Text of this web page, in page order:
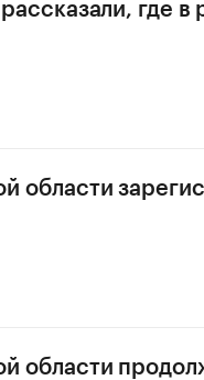
где в
области
области